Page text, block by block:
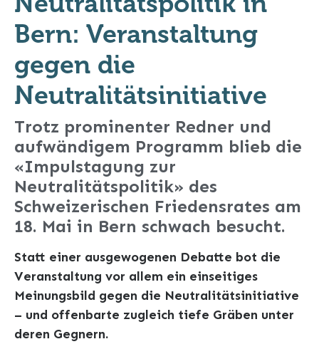
Bern: Veranstaltung
gegen die
Neutralitätsinitiative
Trotz prominenter Redner und
aufwändigem Programm blieb die
«Impulstagung zur
Neutralitätspolitik» des
Schweizerischen Friedensrates am
18. Mai in Bern schwach besucht.
Statt einer ausgewogenen Debatte bot die
Veranstaltung vor allem ein einseitiges
Meinungsbild gegen die Neutralitätsinitiative
– und offenbarte zugleich tiefe Gräben unter
deren Gegnern.